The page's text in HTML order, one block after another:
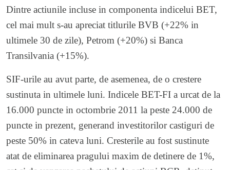
Dintre actiunile incluse in componenta indicelui BET,
cel mai mult s-au apreciat titlurile BVB (+22% in
ultimele 30 de zile), Petrom (+20%) si Banca
Transilvania (+15%).
SIF-urile au avut parte, de asemenea, de o crestere
sustinuta in ultimele luni. Indicele BET-FI a urcat de la
16.000 puncte in octombrie 2011 la peste 24.000 de
puncte in prezent, generand investitorilor castiguri de
peste 50% in cateva luni. Cresterile au fost sustinute
atat de eliminarea pragului maxim de detinere de 1%,